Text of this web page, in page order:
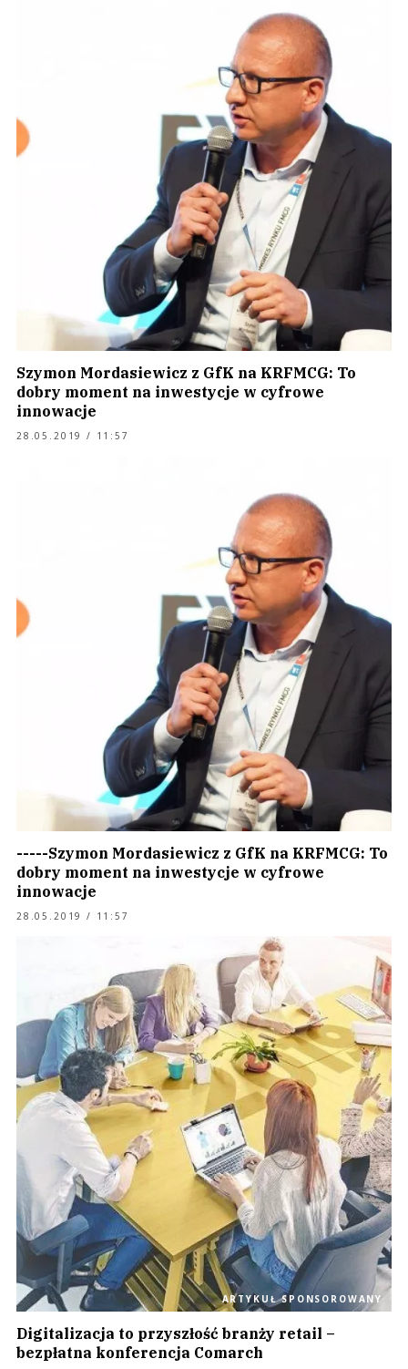
Szymon Mordasiewicz z GfK na KRFMCG: To
dobry moment na inwestycje w cyfrowe
innowacje
28.05.2019 / 11:57
-----Szymon Mordasiewicz z GfK na KRFMCG: To
dobry moment na inwestycje w cyfrowe
innowacje
28.05.2019 / 11:57
ARTYKUŁ SPONSOROWANY
Digitalizacja to przyszłość branży retail –
bezpłatna konferencja Comarch